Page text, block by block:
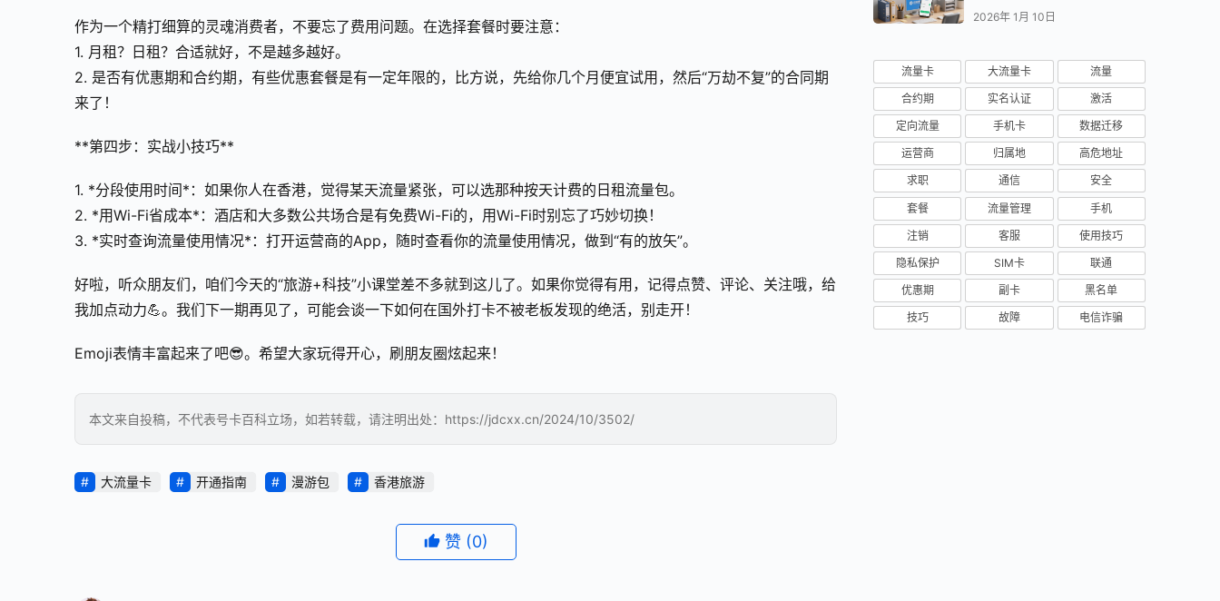
作为一个精打细算的灵魂消费者，不要忘了费用问题。在选择套餐时要注意：
1. 月租？日租？合适就好，不是越多越好。
2. 是否有优惠期和合约期，有些优惠套餐是有一定年限的，比方说，先给你几个月便宜试用，然后“万劫不复”的合同期
来了！
**第四步：实战小技巧**
1. *分段使用时间*：如果你人在香港，觉得某天流量紧张，可以选那种按天计费的日租流量包。
2. *用Wi-Fi省成本*：酒店和大多数公共场合是有免费Wi-Fi的，用Wi-Fi时别忘了巧妙切换！
3. *实时查询流量使用情况*：打开运营商的App，随时查看你的流量使用情况，做到“有的放矢”。
好啦，听众朋友们，咱们今天的“旅游+科技”小课堂差不多就到这儿了。如果你觉得有用，记得点赞、评论、关注哦，给
我加点动力💪。我们下一期再见了，可能会谈一下如何在国外打卡不被老板发现的绝活，别走开！
Emoji表情丰富起来了吧😎。希望大家玩得开心，刷朋友圈炫起来！
本文来自投稿，不代表号卡百科立场，如若转载，请注明出处：https://jdcxx.cn/2024/10/3502/
大流量卡 开通指南 漫游包 香港旅游
赞 (0)
2026年 1月 10日
流量卡 大流量卡 流量
合约期 实名认证 激活
定向流量 手机卡 数据迁移
运营商 归属地 高危地址
求职 通信 安全
套餐 流量管理 手机
注销 客服 使用技巧
隐私保护 SIM卡 联通
优惠期 副卡 黑名单
技巧 故障 电信诈骗